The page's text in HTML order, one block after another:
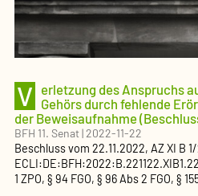
V erletzung des Anspruchs
Gehörs durch fehlende
der Beweisaufnahme
BFH 11. Senat|2022-11-22
Beschlussvom 22.11.2022, AZXI B
1 ZPO, § 94 FGO, § 96 Abs 2 FGO, §